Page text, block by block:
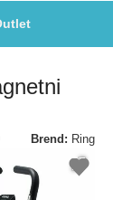
Brend: Ring